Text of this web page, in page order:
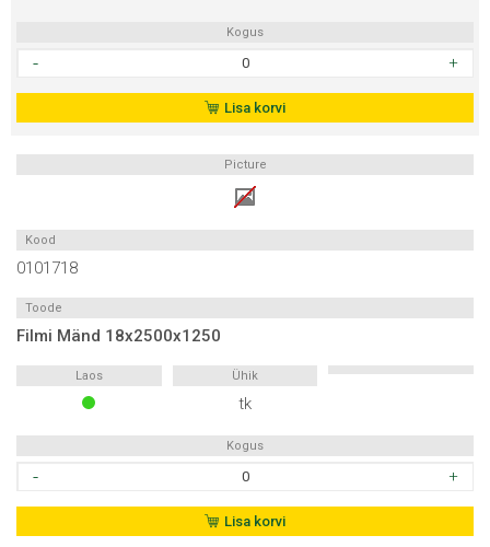
Kogus
kogus
Lisa korvi
Picture
Kood
0101718
Toode
Filmi Mänd 18x2500x1250
Laos Ühik
tk
Kogus
kogus
Lisa korvi